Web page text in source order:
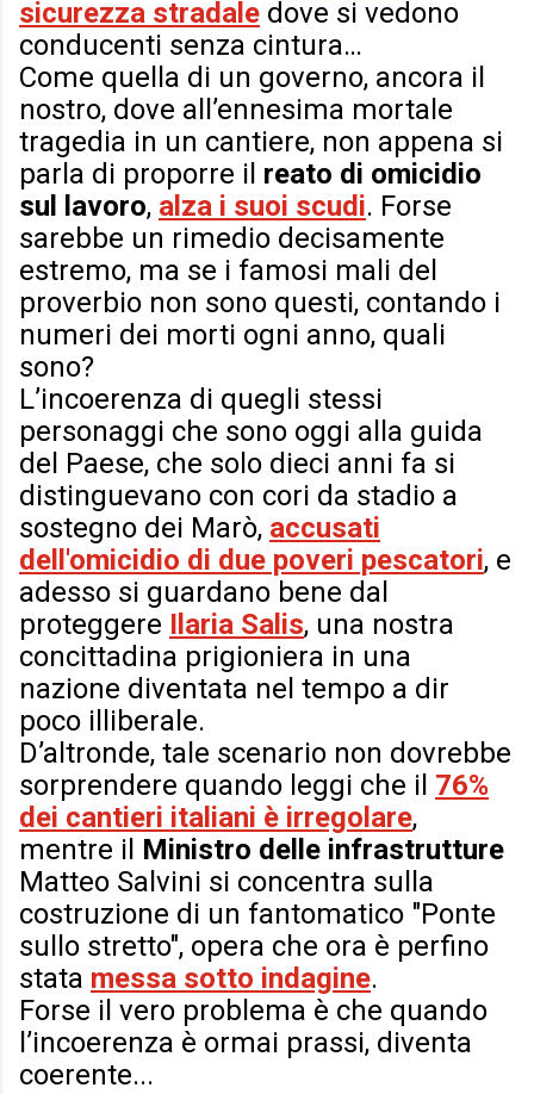
sicurezza stradale dove si vedono
conducenti senza cintura…
Come quella di un governo, ancora il
nostro, dove all’ennesima mortale
tragedia in un cantiere, non appena si
parla di proporre il reato di omicidio
sul lavoro, alza i suoi scudi. Forse
sarebbe un rimedio decisamente
estremo, ma se i famosi mali del
proverbio non sono questi, contando i
numeri dei morti ogni anno, quali
sono?
L’incoerenza di quegli stessi
personaggi che sono oggi alla guida
del Paese, che solo dieci anni fa si
distinguevano con cori da stadio a
sostegno dei Marò, accusati
dell'omicidio di due poveri pescatori, e
adesso si guardano bene dal
proteggere Ilaria Salis, una nostra
concittadina prigioniera in una
nazione diventata nel tempo a dir
poco illiberale.
D’altronde, tale scenario non dovrebbe
sorprendere quando leggi che il 76%
dei cantieri italiani è irregolare,
mentre il Ministro delle infrastrutture
Matteo Salvini si concentra sulla
costruzione di un fantomatico "Ponte
sullo stretto", opera che ora è perfino
stata messa sotto indagine.
Forse il vero problema è che quando
l’incoerenza è ormai prassi, diventa
coerente...